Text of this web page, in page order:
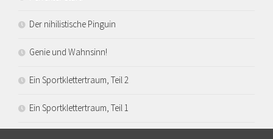
Der nihilistische Pinguin
Genie und Wahnsinn!
Ein Sportklettertraum, Teil 2
Ein Sportklettertraum, Teil 1